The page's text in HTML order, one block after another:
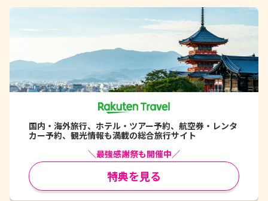
国内・海外旅行、ホテル・ツアー予約、航空券・レンタ
カー予約、観光情報も満載の総合旅行サイト
＼最強感謝祭も開催中／
特典を見る